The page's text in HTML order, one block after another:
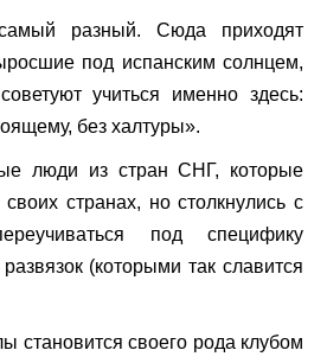
самый разный. Сюда приходят
под испанским солнцем,
учиться именно здесь:
без халтуры».
люди из стран СНГ, которые
странах, но столкнулись с
под специфику
(которыми так славится
становится своего рода клубом